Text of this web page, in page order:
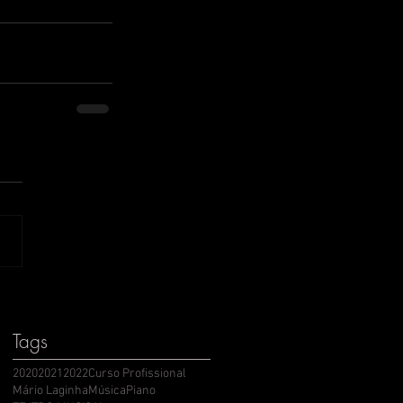
Tags
202020212022Curso Profissional
Mário LaginhaMúsicaPiano